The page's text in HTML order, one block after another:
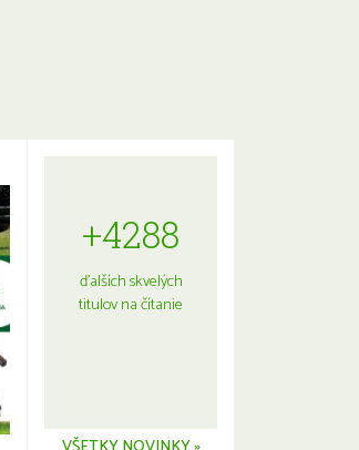
+4288
ďalších skvelých
titulov na čítanie